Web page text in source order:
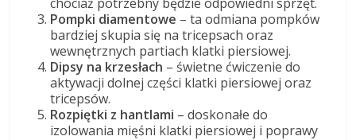
Pompki diamentowe – ta odmiana pompków
bardziej skupia się na tricepsach oraz
wewnętrznych partiach klatki piersiowej.
Dipsy na krzesłach – świetne ćwiczenie do
aktywacji dolnej części klatki piersiowej oraz
tricepsów.
Rozpiętki z hantlami – doskonałe do
izolowania mięśni klatki piersiowej i poprawy